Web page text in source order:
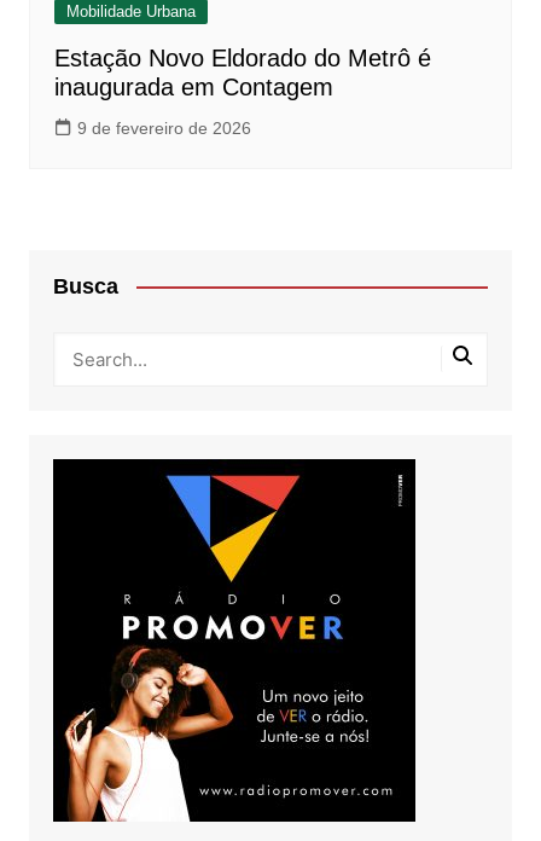
Mobilidade Urbana
Estação Novo Eldorado do Metrô é
inaugurada em Contagem
9 de fevereiro de 2026
Busca